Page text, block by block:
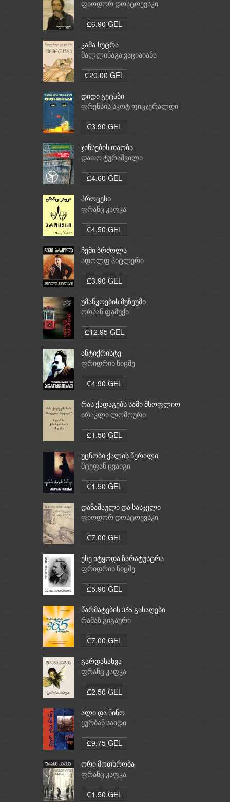
ფიოდორ დოსტოევსკი
₾6.90 GEL
კამა-სუტრა
მალლინაგა ვაციაიანა
₾20.00 GEL
დიდი გეტსბი
ფრენსის სკოტ ფიცჯერალდი
₾3.90 GEL
ჯინსების თაობა
დათო ტურაშვილი
₾4.60 GEL
პროცესი
ფრანც კაფკა
₾4.50 GEL
ჩემი ბრძოლა
ადოლფ ჰიტლერი
₾3.90 GEL
უმანკოების მუზეუმი
ორჰან ფამუქი
₾12.95 GEL
ანტიქრისტე
ფრიდრიხ ნიცშე
₾4.90 GEL
რას ქადაგებს სამი მსოფლიო
რელიგია: ბუდიზმი,
ირაკლი ლომოური
₾1.50 GEL
უცნობი ქალის წერილი
შტეფან ცვაიგი
₾1.50 GEL
დანაშაული და სასჯელი
ფიოდორ დოსტოევსკი
₾7.00 GEL
ესე იტყოდა ზარატუსტრა
ფრიდრიხ ნიცშე
₾5.90 GEL
წარმატების 365 გასაღები
რამაზ გიგაური
₾7.00 GEL
გარდასახვა
ფრანც კაფკა
₾2.50 GEL
ალი და ნინო
ყურბან საიდი
₾9.75 GEL
ორი მოთხრობა
ფრანც კაფკა
₾1.50 GEL